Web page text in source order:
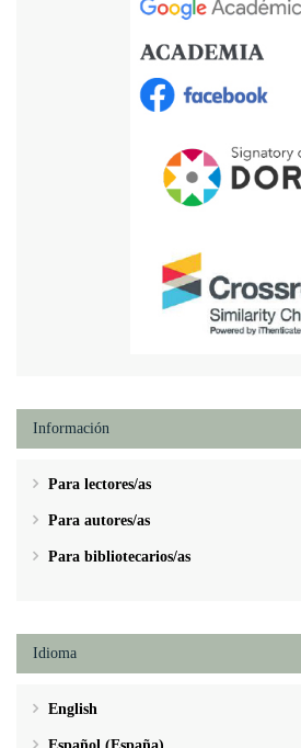
Información
Para lectores/as
Para autores/as
Para bibliotecarios/as
Idioma
English